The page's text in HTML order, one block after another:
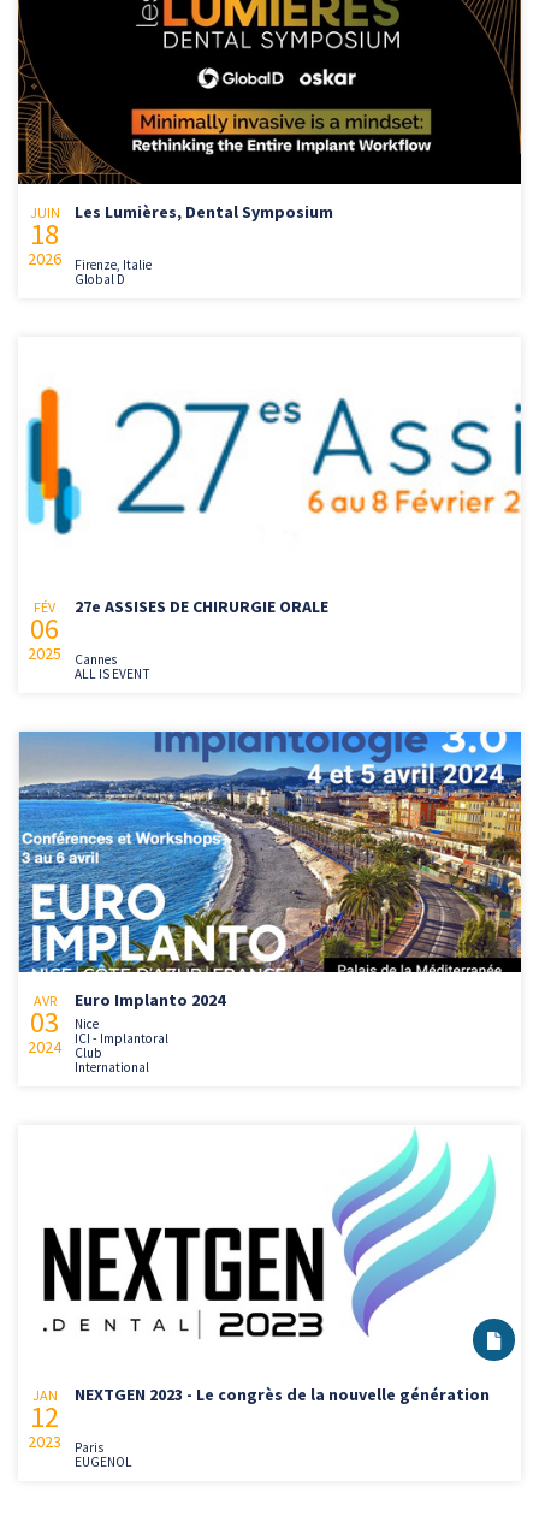
JUIN
18
2026
Les Lumières, Dental Symposium
Firenze, Italie
Global D
FÉV
06
2025
27e ASSISES DE CHIRURGIE ORALE
Cannes
ALL IS EVENT
AVR
03
2024
Euro Implanto 2024
Nice
ICI - Implantoral
Club
International
JAN
12
2023
NEXTGEN 2023 - Le congrès de la nouvelle génération
Paris
EUGENOL